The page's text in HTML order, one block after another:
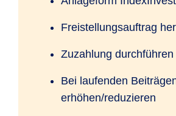
Tagesaktuelle
Wertentwicklung des
Freistellungsauftrag
Zuzahlung durchführen
Bei laufenden
erhöhen/reduzieren